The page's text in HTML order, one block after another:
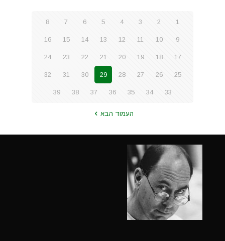
1
2
3
4
5
6
7
8
9
10
11
12
13
14
15
16
17
18
19
20
21
22
23
24
25
26
27
28
29
30
31
32
33
34
35
36
37
38
39
העמוד הבא